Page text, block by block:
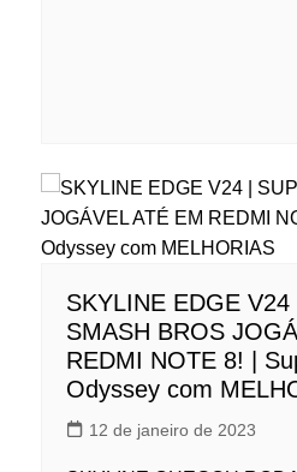
SKYLINE EDGE V24
SMASH BROS
REDMI NOTE 8! |
Odyssey com
12 de janeiro de 2023